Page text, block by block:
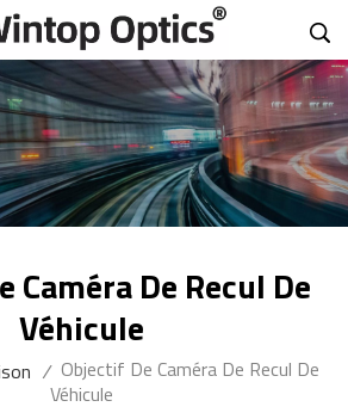
Caméra De Recul De
Véhicule
/ Objectif De Caméra De Recul De
Véhicule